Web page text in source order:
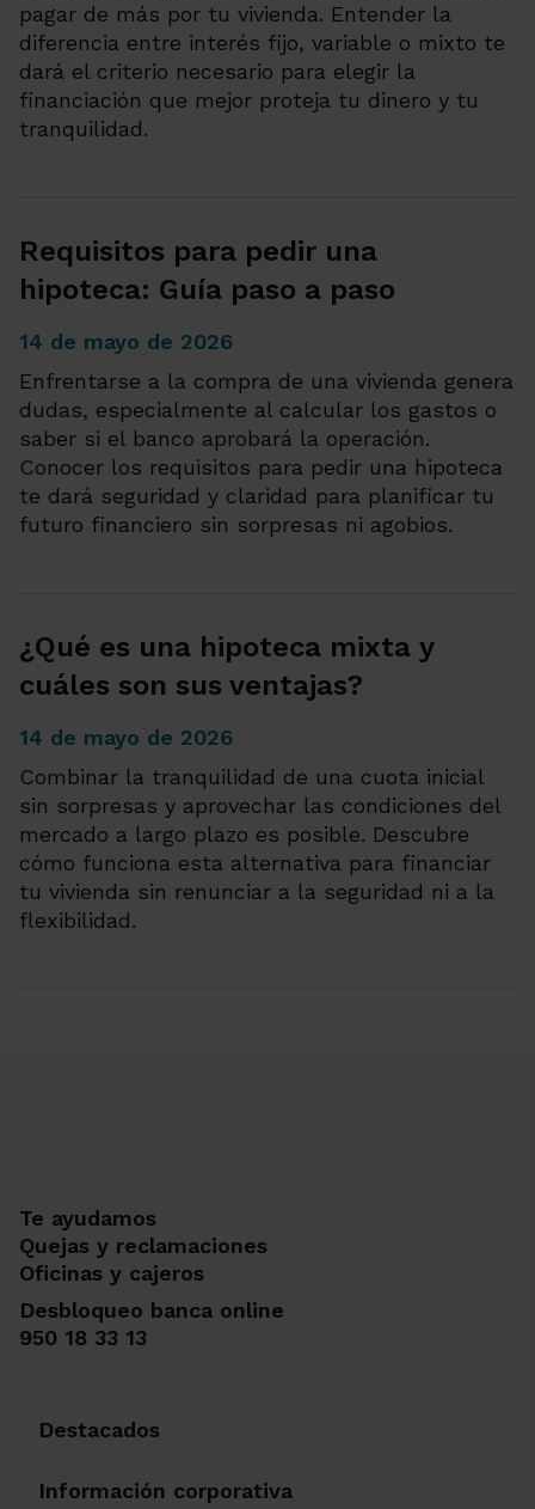
pagar de más por tu vivienda. Entender la
diferencia entre interés fijo, variable o mixto te
dará el criterio necesario para elegir la
financiación que mejor proteja tu dinero y tu
tranquilidad.
Requisitos para pedir una
hipoteca: Guía paso a paso
14 de mayo de 2026
Enfrentarse a la compra de una vivienda genera
dudas, especialmente al calcular los gastos o
saber si el banco aprobará la operación.
Conocer los requisitos para pedir una hipoteca
te dará seguridad y claridad para planificar tu
futuro financiero sin sorpresas ni agobios.
¿Qué es una hipoteca mixta y
cuáles son sus ventajas?
14 de mayo de 2026
Combinar la tranquilidad de una cuota inicial
sin sorpresas y aprovechar las condiciones del
mercado a largo plazo es posible. Descubre
cómo funciona esta alternativa para financiar
tu vivienda sin renunciar a la seguridad ni a la
flexibilidad.
Te ayudamos
Quejas y reclamaciones
Oficinas y cajeros
Desbloqueo banca online
950 18 33 13
Destacados
Información corporativa